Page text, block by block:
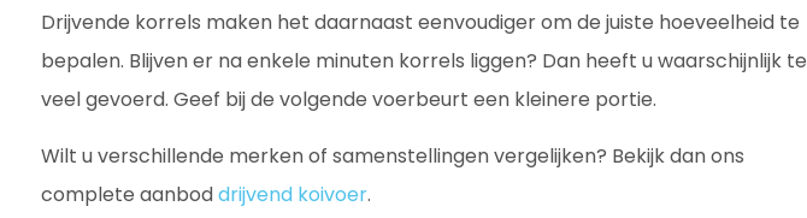
Drijvende korrels maken het daarnaast eenvoudiger om de juiste hoeveelheid te
bepalen. Blijven er na enkele minuten korrels liggen? Dan heeft u waarschijnlijk te
veel gevoerd. Geef bij de volgende voerbeurt een kleinere portie.
Wilt u verschillende merken of samenstellingen vergelijken? Bekijk dan ons
complete aanboddrijvend koivoer.